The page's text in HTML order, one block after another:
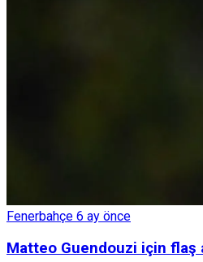
Fenerbahçe 6 ay önce
Matteo Guendouzi için flaş